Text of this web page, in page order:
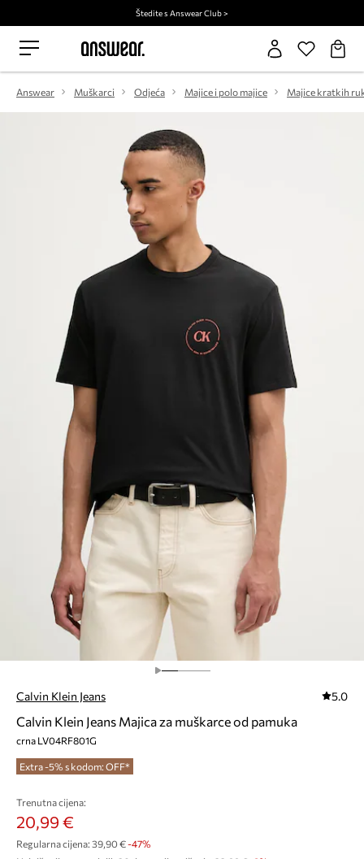
Štedite s Answear Club >
Answear Muškarci Odjeća Majice i polo majice Majice kratkih
Calvin Klein Jeans 5.0
Calvin Klein Jeans Majica za muškarce od pamuka
crna LV04RF801G
Extra -5% s kodom: OFF*
Trenutna cijena:
20,99 €
Regularna cijena: 39,90 €-47%